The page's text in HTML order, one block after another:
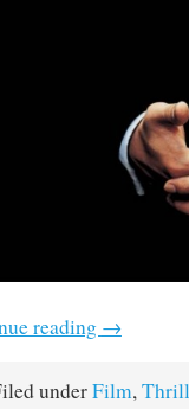
reading →
underFilm,